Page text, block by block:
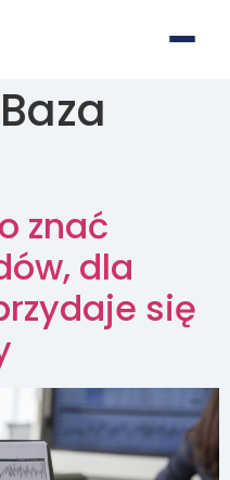
Baza
znać
dla
się